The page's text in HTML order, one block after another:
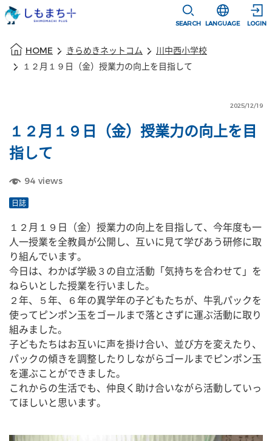
SEARCH
選択すると言
LANGUAGE LOGIN
HOME きらめきネットコム
川中西小学校
１２月１９日（金）授業力の向上を目指して
2025/12/19
１２月１９日（金）授業力の向上を目
指して
94 views
日誌
１２月１９日（金）授業力の向上を目指して、今年度も一
人一授業を全教員が公開し、互いに見て学びあう研修に取
り組んでいます。
今日は、わかば学級３の自立活動「気持ちを合わせて」を
ねらいとした授業を行いました。
２年、５年、６年の異学年の子どもたちが、牛乳パックを
使ってピンポン玉をゴールまで落とさずに運ぶ活動に取り
組みました。
子どもたちはお互いに声を掛け合い、並び方を変えたり、
パックの傾きを調整したりしながらゴールまでピンポン玉
を運ぶことができました。
これからの生活でも、仲良く助け合いながら活動していっ
てほしいと思います。